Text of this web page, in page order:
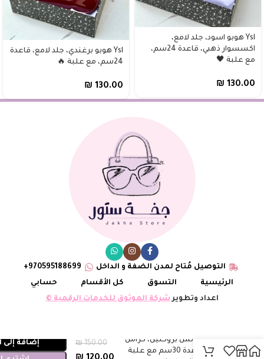
Ysl هوبو اسود، جلد لامع،
اكسسوار ذهبي، قاعدة 24سم،
مع علبة 🖤
₪ 130.00
Ysl هوبو برغندي، جلد لامع، قاعدة
24سم، مع علبة 🔥
₪ 130.00
التوصيل مُتاح لمدن الضفة و الداخل
970595188699+
الرئيسية
التسوق كل الأقسام
حسابي
اعداد وتطويرشركة الموثوق للخدمات الرقمية ©
حقيبة كوتش بروكلين، كرامل
غامق، قاعدة 30سم مع علبة
₪150.00
إضافة إلى